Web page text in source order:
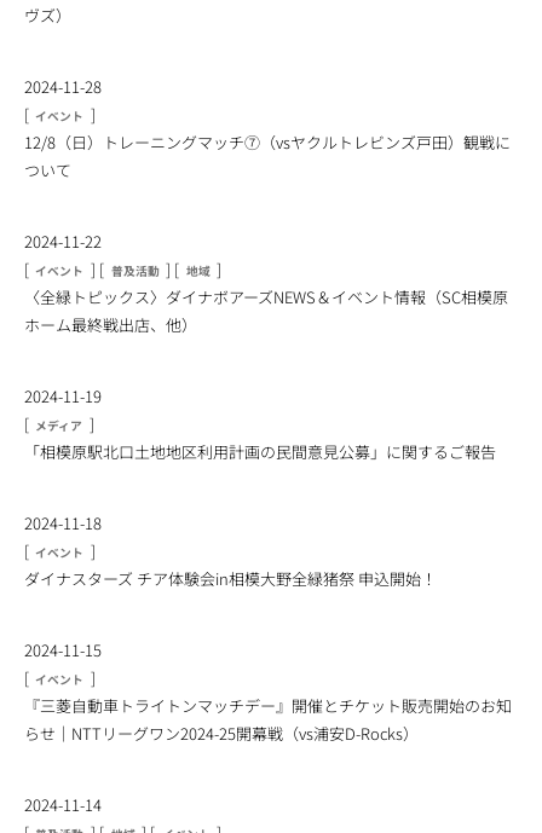
ヴズ）
2024-11-28
[ イベント ]
12/8（日）トレーニングマッチ⑦（vsヤクルトレビンズ戸田）観戦に
ついて
2024-11-22
[ イベント ] [ 普及活動 ] [ 地域 ]
〈全緑トピックス〉ダイナボアーズNEWS＆イベント情報（SC相模原
ホーム最終戦出店、他）
2024-11-19
[ メディア ]
「相模原駅北口土地地区利用計画の民間意見公募」に関するご報告
2024-11-18
[ イベント ]
ダイナスターズ チア体験会in相模大野全緑猪祭 申込開始！
2024-11-15
[ イベント ]
『三菱自動車トライトンマッチデー』開催とチケット販売開始のお知
らせ｜NTTリーグワン2024-25開幕戦（vs浦安D-Rocks）
2024-11-14